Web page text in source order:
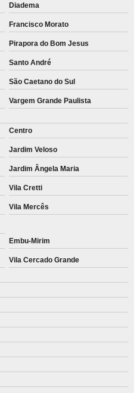
Diadema
Francisco Morato
Pirapora do Bom Jesus
Santo André
São Caetano do Sul
Vargem Grande Paulista
Centro
Jardim Veloso
Jardim Ângela Maria
Vila Cretti
Vila Mercês
Embu-Mirim
Vila Cercado Grande